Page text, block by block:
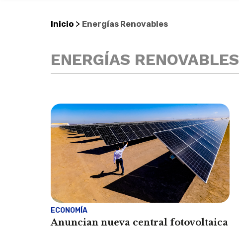
Inicio > Energías Renovables
ENERGÍAS RENOVABLES
ECONOMÍA
Anuncian nueva central fotovoltaica